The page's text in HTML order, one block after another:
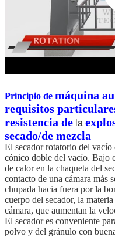
Principio de máquina
requisitos
resistencia de la
secado/de mezcla
El secador rotatorio del vacío
cónico doble del vacío. Bajo
de calor en la chaqueta del
contacto de una cámara más
chupada hacia fuera por la
cuerpo del secador, la
cámara, que aumentan la
El secador es conveniente
polvo y del gránulo con